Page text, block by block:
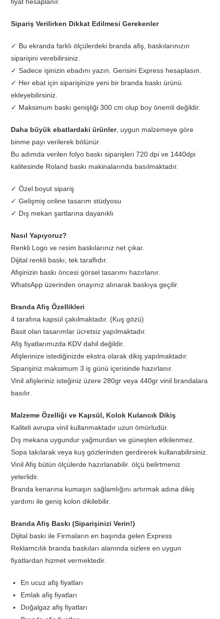
Sipariş Verilirken Dikkat Edilmesi Gerekenler
✓ Bu ekranda farklı ölçülerdeki branda afiş, baskılarınızın
siparişini verebilirsiniz.
✓ Sadece işinizin ebadını yazın. Gerisini Express hesaplasın.
✓ Her ebat için siparişinize yeni bir branda baskı ürünü
ekleyebilirsiniz.
✓ Maksimum baskı genişliği 300 cm olup boy önemli değildir.
Daha büyük ebatlardaki ürünler, uygun malzemeye göre
binme payı verilerek bölünür.
Bu adımda verilen folyo baskı siparişleri 720 dpi ve 1440dpi
kalitesinde Roland baskı makinalarında basılmaktadır.
✓ Özel boyut sipariş
✓ Gelişmiş online tasarım stüdyosu
✓ Dış mekan şartlarına dayanıklı
Nasıl Yapıyoruz?
Renkli Logo ve resim baskılarınız net çıkar.
Dijital renkli baskı, tek taraflıdır.
Afişinizin baskı öncesi görsel tasarımı hazırlanır.
WhatsApp üzerinden onayınız alınarak baskıya geçilir.
Branda Afiş Özellikleri
4 tarafına kapsül çakılmaktadır. (Kuş gözü)
Basit olan tasarımlar ücretsiz yapılmaktadır.
Afiş fiyatlarımızda KDV dahil değildir.
Afişlerinize istediğinizde ekstra olarak dikiş yapılmaktadır.
Siparişiniz maksimum 3 iş günü içerisinde hazırlanır.
Vinil afişleriniz isteğiniz üzere 280gr veya 440gr vinil brandalara
basılır.
Malzeme Özelliği ve Kapsül, Kolok Kulancık Dikiş
Kaliteli avrupa vinil kullanmaktadır uzun ömürludür.
Dış mekana uygundur yağmurdan ve güneşten etkilenmez.
Sopa takılarak veya kuş gözlerinden gerdirerek kullanabilirsiniz.
Vinil Afiş bütün ölçülerde hazırlanabilir. ölçü belirtmeniz
yeterlidir.
Branda kenarına kumaşın sağlamlığını artırmak adına dikiş
yardımı ile geniş kolon dikilebilir.
Branda Afiş Baskı (Siparişinizi Verin!)
Dijital baskı ile Firmaların en başında gelen Express
Reklamcılık branda baskıları alanında sizlere en uygun
fiyatlardan hizmet vermektedir.
En ucuz afiş fiyatları
Emlak afiş fiyatları
Doğalgaz afiş fiyatları